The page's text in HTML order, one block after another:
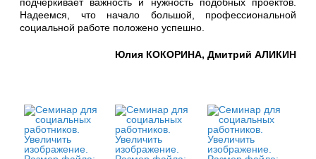
подчеркивает важность и нужность подобных проектов.
Надеемся, что начало большой, профессиональной
социальной работе положено успешно.
Юлия КОКОРИНА, Дмитрий АЛИКИН